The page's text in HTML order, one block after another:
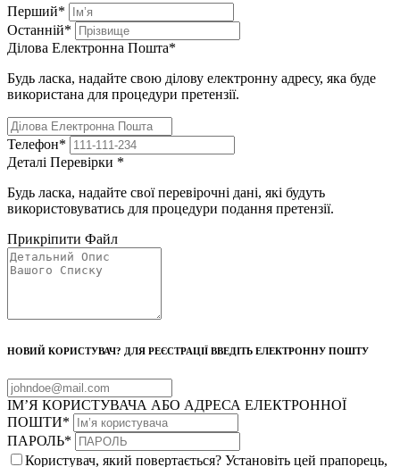
Перший*
Останній*
Ділова Електронна Пошта*
Будь ласка, надайте свою ділову електронну адресу, яка буде
використана для процедури претензії.
Телефон*
Деталі Перевірки *
Будь ласка, надайте свої перевірочні дані, які будуть
використовуватись для процедури подання претензії.
Прикріпити Файл
НОВИЙ КОРИСТУВАЧ? ДЛЯ РЕЄСТРАЦІЇ ВВЕДІТЬ ЕЛЕКТРОННУ ПОШТУ
ІМ’Я КОРИСТУВАЧА АБО АДРЕСА ЕЛЕКТРОННОЇ
ПОШТИ*
ПАРОЛЬ*
Користувач, який повертається? Установіть цей прапорець,